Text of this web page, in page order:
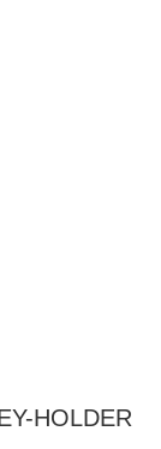
HOLDER